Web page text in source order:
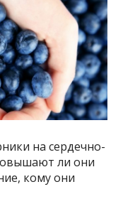
на сердечно-
ли они
кому они